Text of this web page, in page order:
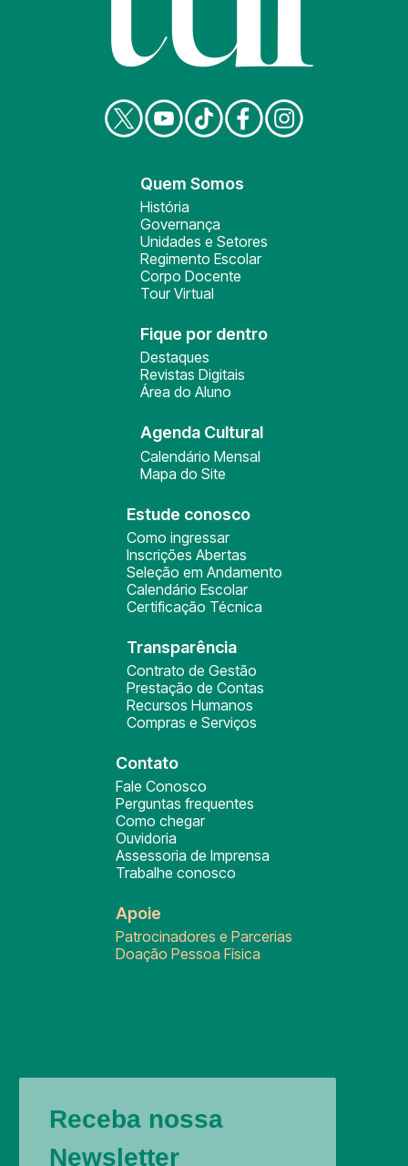
Quem Somos
História
Governança
Unidades e Setores
Regimento Escolar
Corpo Docente
Tour Virtual
Fique por dentro
Destaques
Revistas Digitais
Área do Aluno
Agenda Cultural
Calendário Mensal
Mapa do Site
Estude conosco
Como ingressar
Inscrições Abertas
Seleção em Andamento
Calendário Escolar
Certificação Técnica
Transparência
Contrato de Gestão
Prestação de Contas
Recursos Humanos
Compras e Serviços
Contato
Fale Conosco
Perguntas frequentes
Como chegar
Ouvidoria
Assessoria de Imprensa
Trabalhe conosco
Apoie
Patrocinadores e Parcerias
Doação Pessoa Física